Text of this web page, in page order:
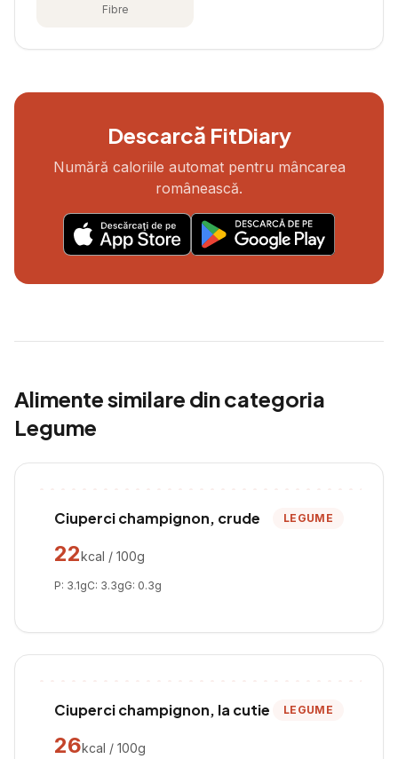
Fibre
Descarcă FitDiary
Numără caloriile automat pentru mâncarea
românească.
Alimente similare din categoria
Legume
Ciuperci champignon, crude LEGUME
22kcal / 100g
P: 3.1gC: 3.3gG: 0.3g
Ciuperci champignon, la cutie LEGUME
26kcal / 100g